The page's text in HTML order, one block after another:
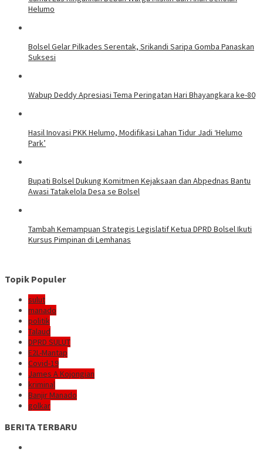
Helumo
Bolsel Gelar Pilkades Serentak, Srikandi Saripa Gomba Panaskan
Suksesi
Wabup Deddy Apresiasi Tema Peringatan Hari Bhayangkara ke-80
Hasil Inovasi PKK Helumo, Modifikasi Lahan Tidur Jadi ‘Helumo
Park’
Bupati Bolsel Dukung Komitmen Kejaksaan dan Abpednas Bantu
Awasi Tatakelola Desa se Bolsel
Tambah Kemampuan Strategis Legislatif Ketua DPRD Bolsel Ikuti
Kursus Pimpinan di Lemhanas
Topik Populer
sulut
manado
politik
Talaud
DPRD SULUT
E2L-Mantap
Covid-19
James A Kojongian
kriminal
Banjir Manado
golkar
BERITA TERBARU